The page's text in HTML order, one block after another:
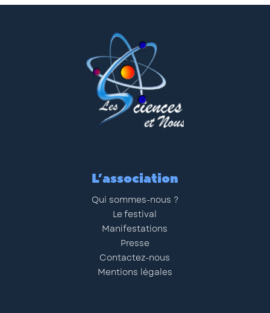
L’association
Qui sommes-nous ?
Le festival
Manifestations
Presse
Contactez-nous
Mentions légales